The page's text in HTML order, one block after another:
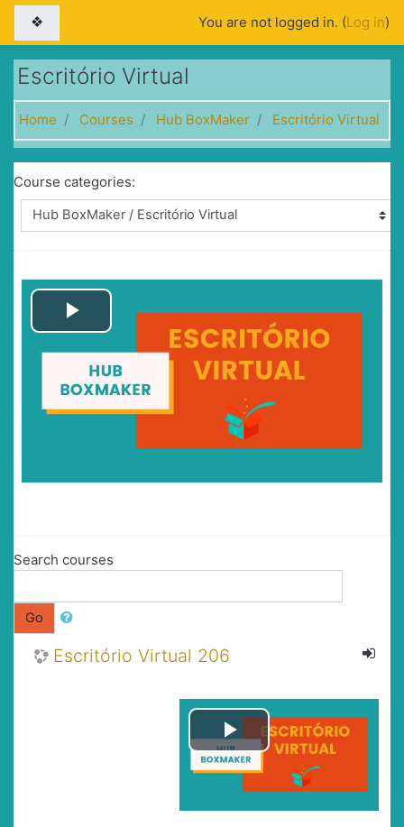
Skip to main content
You are not logged in. (Log in)
Escritório Virtual
Home Courses Hub BoxMaker Escritório Virtual
Course categories:
Play
Video
Search courses
Go
Escritório Virtual 206
Play
Video